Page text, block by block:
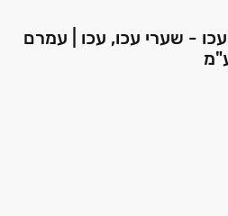
פרויקט AQUA PARK עכו - שערי עכו, עכו | עמרם